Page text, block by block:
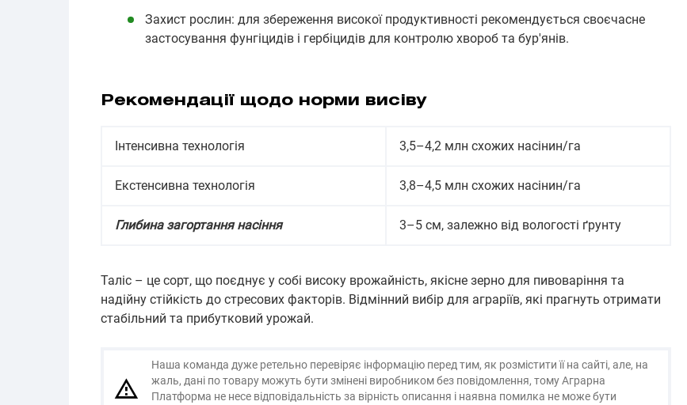
Захист рослин: для збереження високої продуктивності рекомендується своєчасне
застосування фунгіцидів і гербіцидів для контролю хвороб та бур'янів.
Рекомендації щодо норми висіву
Інтенсивна технологія 3,5–4,2 млн схожих насінин/га
Екстенсивна технологія 3,8–4,5 млн схожих насінин/га
Глибина загортання насіння 3–5 см, залежно від вологості ґрунту
Таліс – це сорт, що поєднує у собі високу врожайність, якісне зерно для пивоваріння та
надійну стійкість до стресових факторів. Відмінний вибір для аграріїв, які прагнуть отримати
стабільний та прибутковий урожай.
Наша команда дуже ретельно перевіряє інформацію перед тим, як розмістити її на сайті, але, на
жаль, дані по товару можуть бути змінені виробником без повідомлення, тому Аграрна
Платформа не несе відповідальність за вірність описання і наявна помилка не може бути